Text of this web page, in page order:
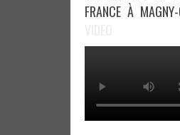
EN
SUPERBIKE
FRANCE À